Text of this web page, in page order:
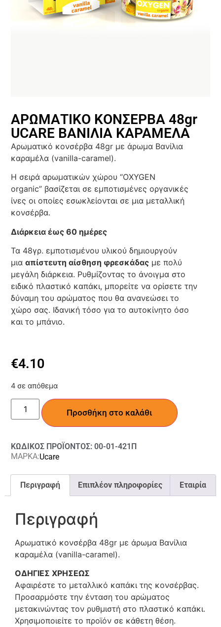
ΑΡΩΜΑΤΙΚΟ ΚΟΝΣΕΡΒΑ 48gr
UCARE ΒΑΝΙΛΙΑ ΚΑΡΑΜΕΛΑ
Αρωματικό κονσέρβα 48gr με άρωμα Βανίλια
καραμέλα (vanilla-caramel).
Η σειρά αρωματικών χώρου “OXYGEN
organic” βασίζεται σε εμποτισμένες οργανικές
ίνες οι οποίες εσωκλείονται σε μια μεταλλική
κονσέρβα.
Διάρκεια έως 60 ημέρες
Τα 48γρ. εμποτισμένου υλικού δημιουργούν
μιααπίστευτη αίσθηση φρεσκάδας με πολύ
μεγάλη διάρκεια. Ρυθμίζοντας το άνοιγμα στο
ειδικό πλαστικό καπάκι, μπορείτε να ορίσετε την
δύναμη του αρώματος που θα ανανεώσει το
χώρο σας. Ιδανική τόσο για το αυτοκίνητο όσο
και το μπάνιο.
€4.10
4 σε απόθεμα
Προσθήκη στο καλάθι
ΚΩΔΙΚΟΣ ΠΡΟΪΟΝΤΟΣ: 00-01-421Π
ΜΑΡΚΑ:Ucare
Περιγραφή Επιπλέον πληροφορίες Εταιρία
Περιγραφή
Αρωματικό κονσέρβα 48gr με άρωμα Βανίλια
καραμέλα (vanilla-caramel).
ΟΔΗΓΙΕΣ ΧΡΗΣΕΩΣ
Αφαιρέστε το μεταλλικό καπάκι της κονσέρβας.
Προσαρμόστε την ένταση του αρώματος
μετακινώντας τον ρυθμιστή στο πλαστικό καπάκι.
Χρησιμοποιείτε το προϊόν σε κάθετη θέση.